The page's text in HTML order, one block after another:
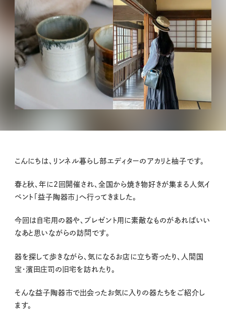
こんにちは、リンネル暮らし部エディターのアカリと柚子です。
春と秋、年に2回開催され、全国から焼き物好きが集まる人気イ
ベント「益子陶器市」へ行ってきました。
今回は自宅用の器や、プレゼント用に素敵なものがあればいい
なあと思いながらの訪問です。
器を探して歩きながら、気になるお店に立ち寄ったり、人間国
宝・濱田庄司の旧宅を訪れたり。
そんな益子陶器市で出会ったお気に入りの器たちをご紹介し
ます。